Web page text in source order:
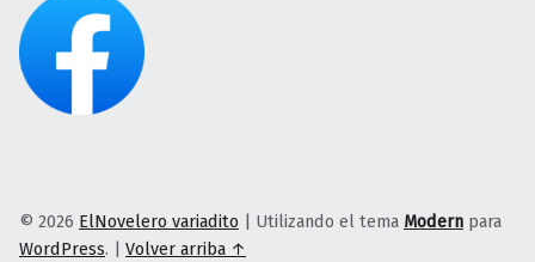
© 2026 ElNovelero variadito | Utilizando el tema Modern para
WordPress. | Volver arriba ↑